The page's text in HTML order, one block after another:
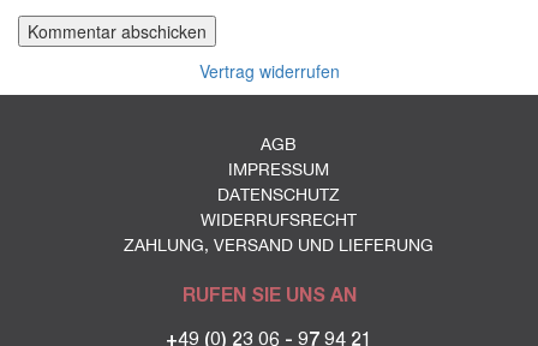
Vertrag widerrufen
AGB
IMPRESSUM
DATENSCHUTZ
WIDERRUFSRECHT
ZAHLUNG, VERSAND UND LIEFERUNG
RUFEN SIE UNS AN
+49 (0) 23 06 - 97 94 21